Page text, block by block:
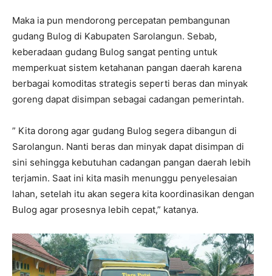
Maka ia pun mendorong percepatan pembangunan
gudang Bulog di Kabupaten Sarolangun. Sebab,
keberadaan gudang Bulog sangat penting untuk
memperkuat sistem ketahanan pangan daerah karena
berbagai komoditas strategis seperti beras dan minyak
goreng dapat disimpan sebagai cadangan pemerintah.
” Kita dorong agar gudang Bulog segera dibangun di
Sarolangun. Nanti beras dan minyak dapat disimpan di
sini sehingga kebutuhan cadangan pangan daerah lebih
terjamin. Saat ini kita masih menunggu penyelesaian
lahan, setelah itu akan segera kita koordinasikan dengan
Bulog agar prosesnya lebih cepat,” katanya.